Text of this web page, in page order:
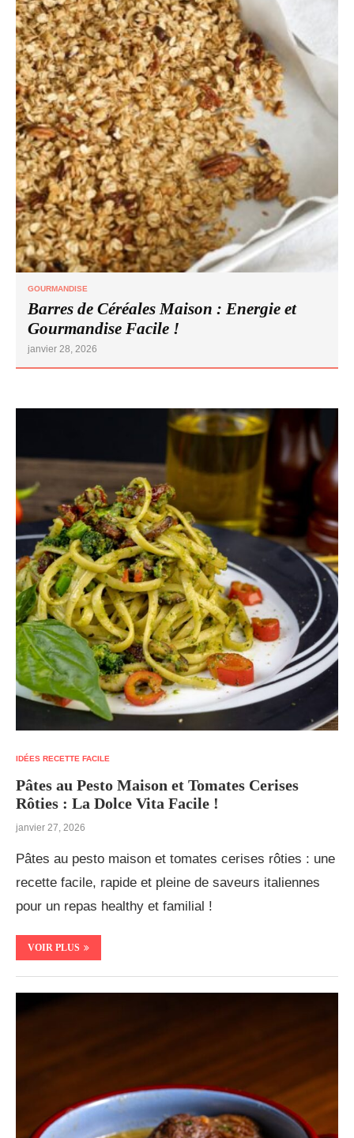
GOURMANDISE
Barres de Céréales Maison : Energie et
Gourmandise Facile !
janvier 28, 2026
IDÉES RECETTE FACILE
Pâtes au Pesto Maison et Tomates Cerises
Rôties : La Dolce Vita Facile !
janvier 27, 2026
Pâtes au pesto maison et tomates cerises rôties : une
recette facile, rapide et pleine de saveurs italiennes
pour un repas healthy et familial !
VOIR PLUS